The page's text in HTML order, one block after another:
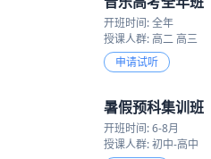
开班时间: 全年
授课人群: 高二 高三
申请试听
暑假预科集训班
开班时间: 6-8月
授课人群: 初中-高中